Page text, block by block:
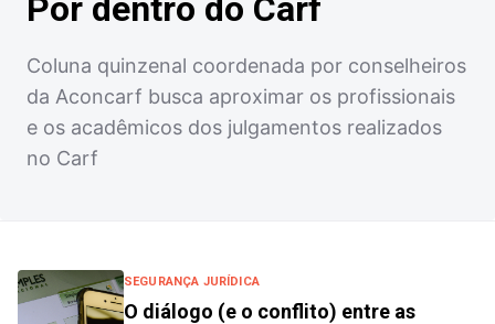
Por dentro do Carf
Coluna quinzenal coordenada por conselheiros
da Aconcarf busca aproximar os profissionais
e os acadêmicos dos julgamentos realizados
no Carf
SEGURANÇA JURÍDICA
O diálogo (e o conflito) entre as